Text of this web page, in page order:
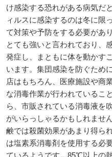
け感染する恐れがある病気だ
ィルスに感染するのは冬に限
て対策や予防をする必要があ
とても強いと言われており、
発症し、まともに体を動かす
います。集団感染を防ぐため
店はもちろん、医療施設や商
な消毒作業が行われているこ
ら、市販されている消毒液を
がいらっしゃるかもしれませ
鹸では殺菌効果があまり得ら
は塩素系消毒剤を使用する必
ているようです。85℃以上の